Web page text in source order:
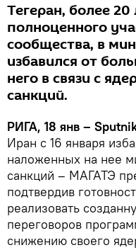
Тегеран, более
полноценного
сообщества, в
избавился от
него в связи с
санкций.
РИГА, 18 янв –
Иран с 16 января
наложенных на нее
санкций – МАГАТЭ
подтвердив
реализовать
переговоров
снижению своего